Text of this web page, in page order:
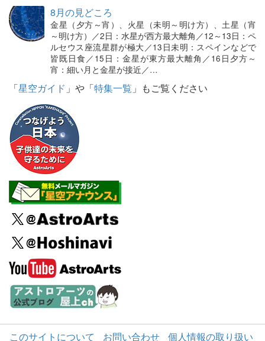
8月の見どころ
金星（夕方～宵）、火星（未明～明け方）、土星（宵
～明け方）／2日：水星が西方最大離角／12～13日：ペ
ルセウス座流星群が極大／13日未明：スペインなどで
皆既日食／15日：金星が東方最大離角／16日夕方～
宵：細い月と金星が接近／…
「星空ガイド 」や「特集一覧 」もご覧ください
このサイトについて お問い合わせ 個人情報の取り扱い